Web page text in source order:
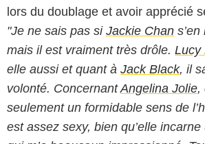
lors du doublage et avoir apprécié
"Je ne sais pas si Jackie Chan
mais il est vraiment très drôle. Lucy
elle aussi et quant à Jack Black, il
volonté. ConcernantAngelina Jolie,
seulement un formidable sens de
est assez sexy, bien qu’elle